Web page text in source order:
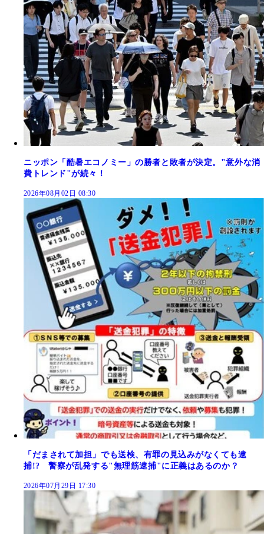
ニッポン「酷暑エコノミー」の勝者と敗者が決定。"意外な消
費トレンド"が続々！
2026年08月02日 08:30
「だまされて加担」でも送検、有罪の見込みがなくても逮
捕!? 警察が乱発する"無理筋逮捕"に正義はあるのか？
2026年07月29日 17:30